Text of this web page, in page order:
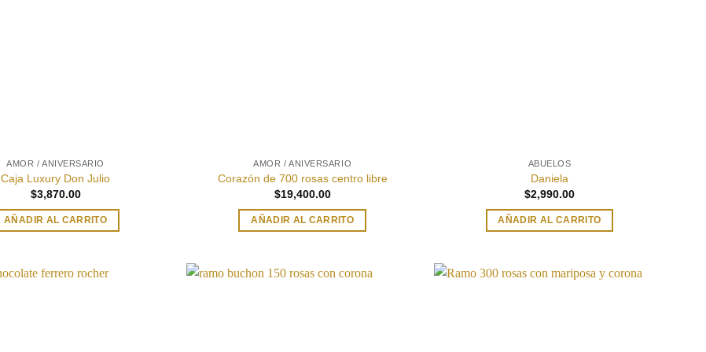
AMOR / ANIVERSARIO
Caja Luxury Don Julio
$3,870.00
AÑADIR AL CARRITO
AMOR / ANIVERSARIO
Corazón de 700 rosas centro libre
$19,400.00
AÑADIR AL CARRITO
ABUELOS
Daniela
$2,990.00
AÑADIR AL CARRITO